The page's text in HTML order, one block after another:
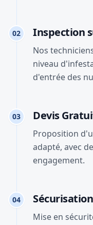
02 Inspection
Nos
niveau
d'entrée des
03 Devis
Proposition
adapté, avec
engagement.
04 Sécurisation
Mise en